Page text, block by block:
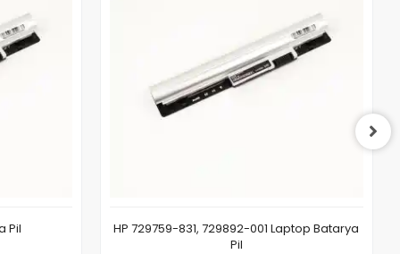
Pil
HP 729759-831, 729892-001 Laptop Batarya
Pil